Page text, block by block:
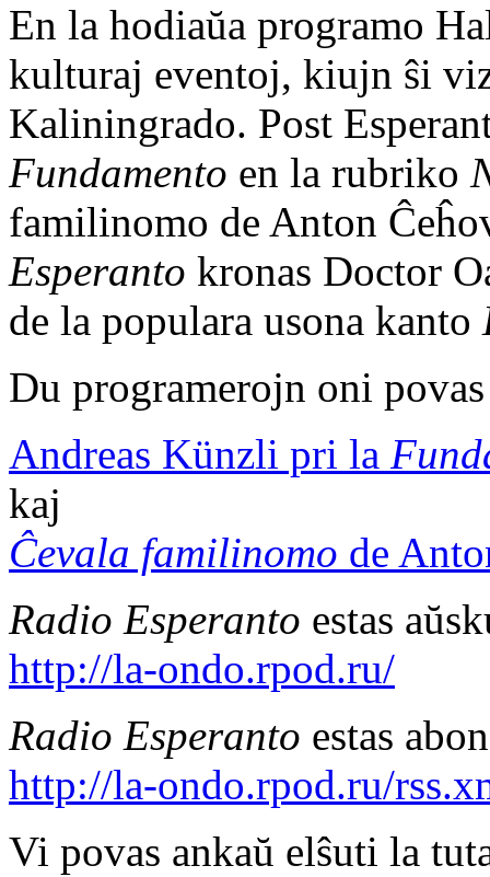
En la hodiaŭa programo
kulturaj eventoj, kiujn ŝi
Kaliningrado. Post
Fundamento en la rubriko
familinomo de Anton
Esperanto kronas Doctor
de la populara usona kanto
Du programerojn oni
Andreas Künzli pri la
kaj
Ĉevala familinomo de
Radio Esperanto estas
http://la-ondo.rpod.ru/
Radio Esperanto estas
http://la-ondo.rpod.ru/
Vi povas ankaŭ elŝuti la